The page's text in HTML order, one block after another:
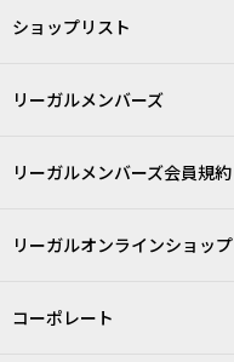
ショップリスト
リーガルメンバーズ
リーガルメンバーズ会員規約
リーガルオンラインショップ
コーポレート